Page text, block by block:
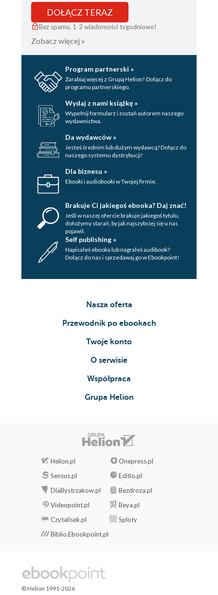
DOŁĄCZ TERAZ
Bez spamu, 1-2 wiadomości tygodniowo!
Zobacz więcej »
Program partnerski »
Zarabiaj więcej z Grupą Helion! Dołącz do
programu partnerskiego.
Wydaj z nami książkę »
Wypełnij formularz i zostań autorem naszego
wydawnictwa.
Da wydawców »
Jesteś średnim lub dużym wydawcą? Dołącz do
naszego systemu dystrybucji!
Dla biznesu »
Ebooki i audiobooki w Twojej firmie.
Brakuje Ci jakiegoś ebooka? Daj znać!
Jeśli w naszej ofercie brakuje jakiegoś tytulu,
dołożymy starań, by jak najszybciej się u nas
pojawił.
Self publishing »
Napisałeś ebooka lub nagrałeś audibook?
Dołącz do nas i sprzedawaj go w Ebookpoint!
Nasza oferta
Przewodnik po ebookach
Twoje konto
O serwisie
Współpraca
Grupa Helion
Helion.pl
Onepress.pl
Sensus.pl
Editio.pl
DlaBystrzakow.pl
Bezdroza.pl
Videopoint.pl
Beya.pl
Czytalisek.pl
Sploty
Biblio.Ebookpoint.pl
© Helion 1991-2026